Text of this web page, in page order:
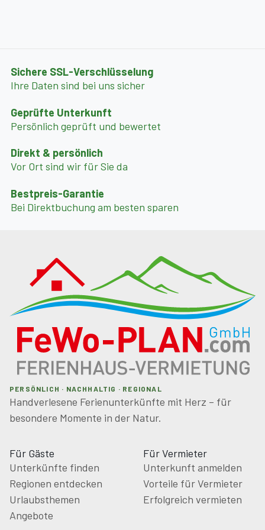
und moderner Ausstattung macht den Josefhof zu
einem besonderen Urlaubszuhause.
Parkanlage, Pool & Freizeitangebot
Das Gut Ottmanach bietet ein außergewöhnlich großes
Parkanlage mit Außenpool
Tennisplatz direkt am Gelände
Gartenmöbel, Liegestühle & Sonnenschirme
Angelausrüstung für die hofeigenen Teiche
Fahrräder stehen zur Verfügung
Ein Paradies für Naturliebhaber – ob Baden,
unter alten Obstbäumen.
✨ Highlights:
historisches Landhaus aus dem 16. Jahrhundert,
Sichere SSL-Verschlüsselung
Ihre Daten sind bei uns sicher
Geprüfte Unterkunft
Persönlich geprüft und bewertet
Direkt & persönlich
Vor Ort sind wir für Sie da
Bestpreis-Garantie
Bei Direktbuchung am besten sparen
PERSÖNLICH · NACHHALTIG · REGIONAL
Handverlesene Ferienunterkünfte mit Herz – für
besondere Momente in der Natur.
Für Gäste
Unterkünfte finden
Regionen entdecken
Urlaubsthemen
Angebote
Für Vermieter
Unterkunft anmelden
Vorteile für Vermieter
Erfolgreich vermieten